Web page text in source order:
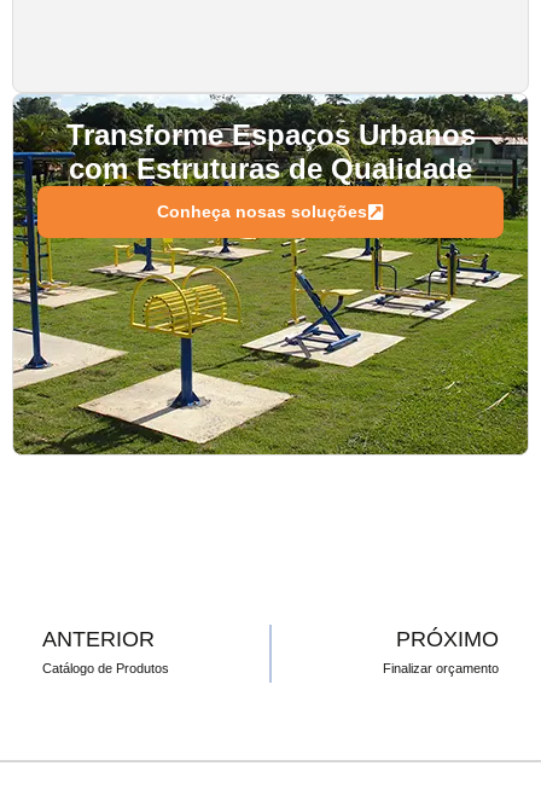
Transforme Espaços Urbanos
com Estruturas de Qualidade
Conheça nosas soluções
ANTERIOR
Catálogo de Produtos
PRÓXIMO
Finalizar orçamento